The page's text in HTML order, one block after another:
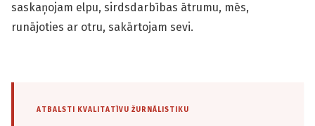
saskaņojam elpu, sirdsdarbības ātrumu, mēs,
runājoties ar otru, sakārtojam sevi.
ATBALSTI KVALITATĪVU ŽURNĀLISTIKU